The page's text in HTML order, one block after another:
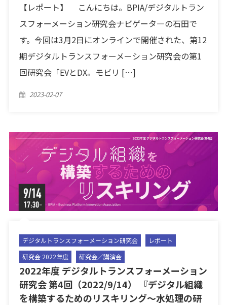
【レポート】 こんにちは。BPIA/デジタルトラン
スフォーメーション研究会ナビゲータ―の石田で
す。今回は3月2日にオンラインで開催された、第12
期デジタルトランスフォーメーション研究会の第1
回研究会「EVとDX。モビリ […]
Posted
2023-02-07
デジタルトランスフォーメーション研究会
レポート
研究会 2022年度
研究会／講演会
2022年度 デジタルトランスフォーメーション
研究会 第4回（2022/9/14） 『デジタル組織
を構築するためのリスキリング〜水処理の研